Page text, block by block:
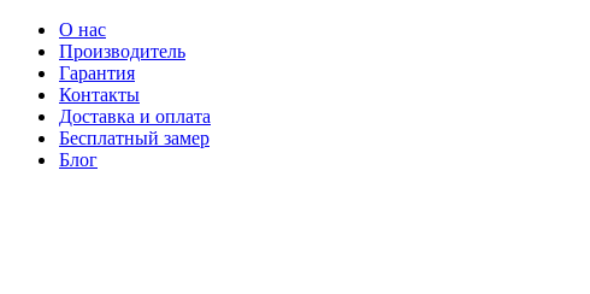
О нас
Производитель
Гарантия
Контакты
Доставка и оплата
Бесплатный замер
Блог